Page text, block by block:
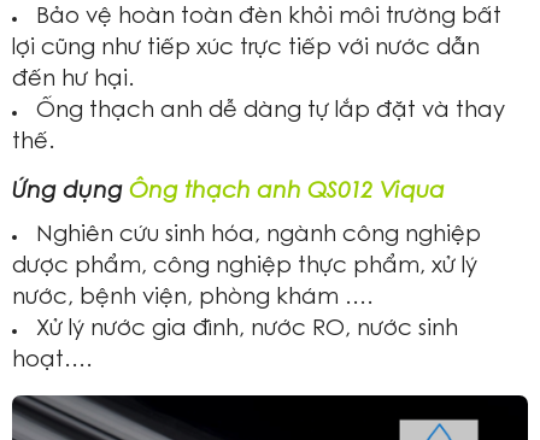
Bảo vệ hoàn toàn đèn khỏi môi trường bất
lợi cũng như tiếp xúc trực tiếp với nước dẫn
đến hư hại.
Ống thạch anh dễ dàng tự lắp đặt và thay
thế.
Ứng dụng Ống thạch anh QS012 Viqua
Nghiên cứu sinh hóa, ngành công nghiệp
dược phẩm, công nghiệp thực phẩm, xử lý
nước, bệnh viện, phòng khám ….
Xử lý nước gia đình, nước RO, nước sinh
hoạt….